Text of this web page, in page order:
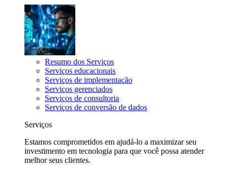
Resumo dos Serviços
Serviços educacionais
Serviços de implementação
Serviços gerenciados
Serviços de consultoria
Serviços de conversão de dados
Serviços
Estamos comprometidos em ajudá-lo a maximizar seu
investimento em tecnologia para que você possa atender
melhor seus clientes.